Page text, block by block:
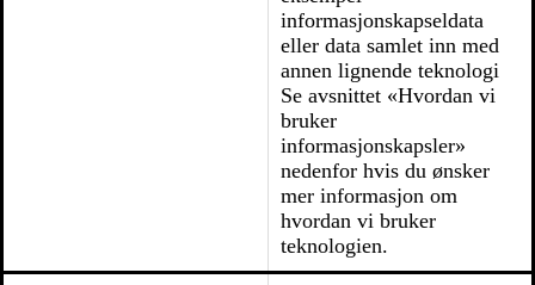
informasjonskapseldata
eller data samlet inn med
annen lignende teknologi
Se avsnittet «Hvordan vi
bruker
informasjonskapsler»
nedenfor hvis du ønsker
mer informasjon om
hvordan vi bruker
teknologien.